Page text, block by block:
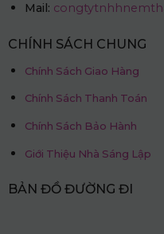
Mail:
CHÍNH SÁCH CHUNG
Chính Sách Giao Hàng
Chính Sách Thanh Toán
Chính Sách Bảo Hành
Giới Thiệu Nhà Sáng Lập
BẢN ĐỒ ĐƯỜNG ĐI